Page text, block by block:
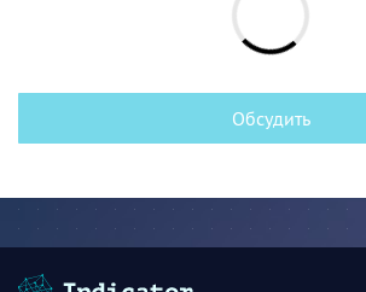
Обсудить